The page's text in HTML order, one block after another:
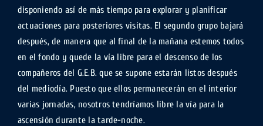
disponiendo así de más tiempo para explorar y planificar
actuaciones para posteriores visitas. El segundo grupo bajará
después, de manera que al final de la mañana estemos todos
en el fondo y quede la vía libre para el descenso de los
compañeros del G.E.B. que se supone estarán listos después
del mediodía. Puesto que ellos permanecerán en el interior
varias jornadas, nosotros tendríamos libre la vía para la
ascensión durante la tarde-noche.